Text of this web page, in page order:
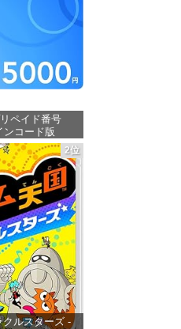
ペイド番号
ンコード版
価格：¥5,000
2位
クルスターズ -